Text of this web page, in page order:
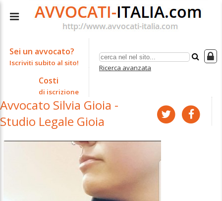
Ricerca avanzata
Sei un avvocato?
Iscriviti subito al sito!
Costi
di iscrizione
Avvocato Silvia Gioia -
Studio Legale Gioia